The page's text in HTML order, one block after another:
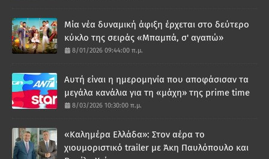
Μία νέα δυναμική άφιξη έρχεται στο δεύτερο
κύκλο της σειράς «Μπαμπά, σ' αγαπώ»
8/01/2026 09:44:00 π.μ.
Αυτή είναι η ημερομηνία που αποφάσισαν τα
μεγάλα κανάλια για τη «μάχη» της prime time
8/03/2026 10:30:00 π.μ.
«Καλημέρα Ελλάδα»: Στον αέρα το
χιουμοριστικό trailer με Άκη Παυλόπουλο και